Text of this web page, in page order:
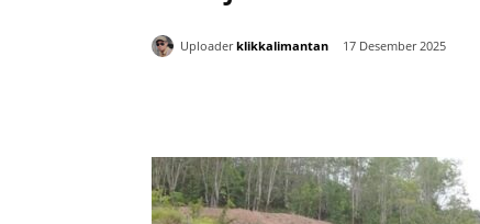
Uploader klikkalimantan 17 Desember 2025